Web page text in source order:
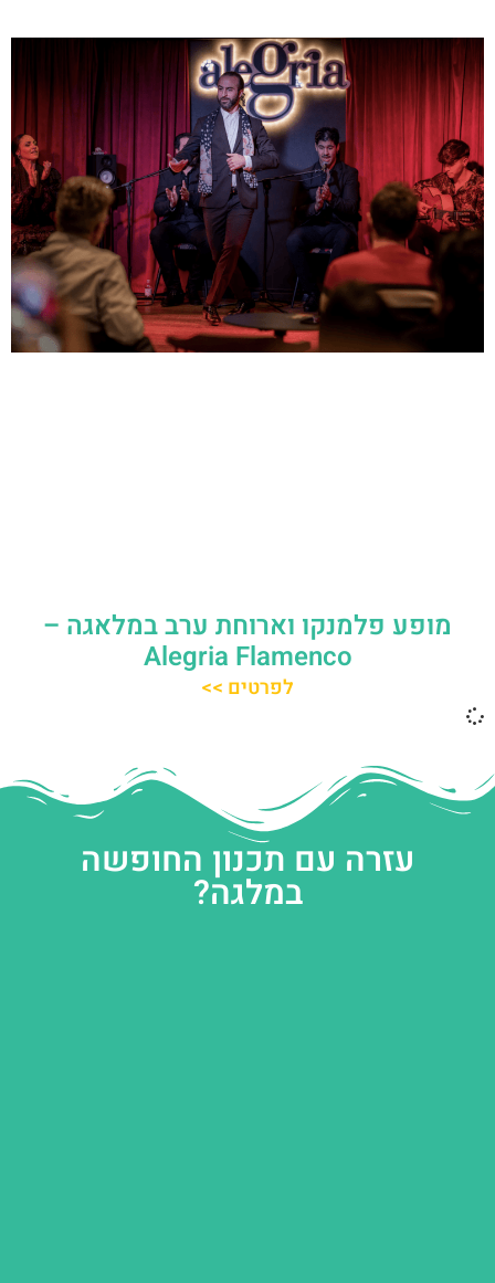
מופע פלמנקו וארוחת ערב במלאגה –
Alegria Flamenco
לפרטים >>
עזרה עם תכנון החופשה
במלגה?